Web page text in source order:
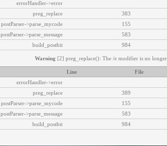
errorHandler->error
383
preg_replace
155
postParser->parse_mycode
583
postParser->parse_message
984
build_postbit
Warning [2] preg_replace(): The /e modifier is no
File
Line
errorHandler->error
389
preg_replace
155
postParser->parse_mycode
583
postParser->parse_message
984
build_postbit